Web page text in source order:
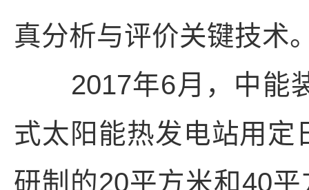
真分析与评价关键技术
2017年6月，中能装
式太阳能热发电站用定
研制的20平方米和40